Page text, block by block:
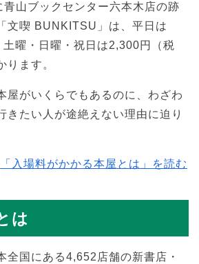
山ブックセンター六本木店の跡
文喫 BUNKITSU」は、平日は
曜・日曜・祝日は2,300円（税
ります。
屋がいくらでもあるのに、わざわ
きたい人が途絶えない理由に迫り
「入場料がかかる本屋とは」を読む
は
全国にある4,652店舗の新書店・